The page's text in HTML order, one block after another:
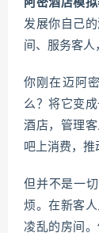
阿密酒店模
发展你自己
间、服务客人
你刚在迈阿
么？将它变
酒店，管理
吧上消费，推
但并不是一
烦。在新客
凌乱的房间